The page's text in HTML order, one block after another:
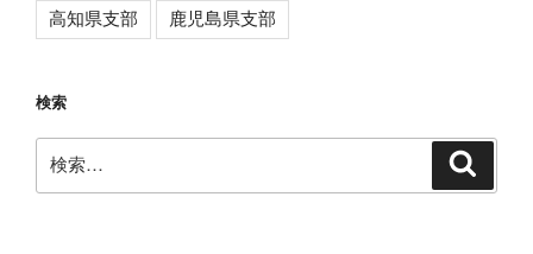
高知県支部 鹿児島県支部
検索
索: